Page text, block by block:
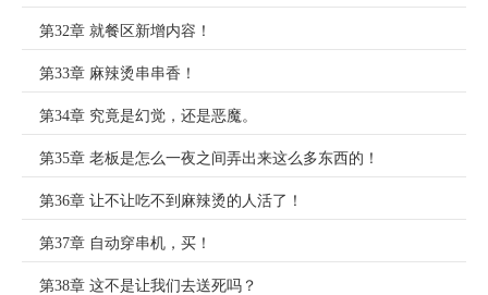
第32章 就餐区新增内容！
第33章 麻辣烫串串香！
第34章 究竟是幻觉，还是恶魔。
第35章 老板是怎么一夜之间弄出来这么多东西的！
第36章 让不让吃不到麻辣烫的人活了！
第37章 自动穿串机，买！
第38章 这不是让我们去送死吗？